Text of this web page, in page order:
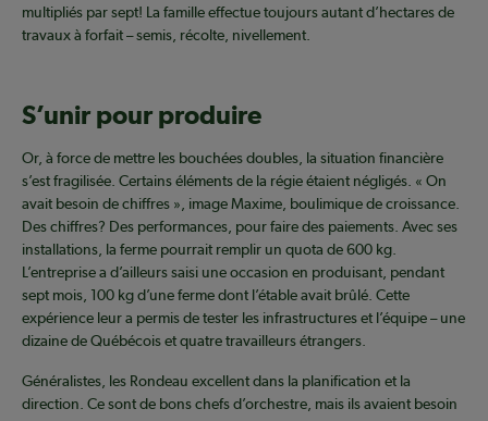
multipliés par sept! La famille effectue toujours autant d’hectares de
travaux à forfait – semis, récolte, nivellement.
S’unir pour produire
Or, à force de mettre les bouchées doubles, la situation financière
s’est fragilisée. Certains éléments de la régie étaient négligés. « On
avait besoin de chiffres », image Maxime, boulimique de croissance.
Des chiffres? Des performances, pour faire des paiements. Avec ses
installations, la ferme pourrait remplir un quota de 600 kg.
L’entreprise a d’ailleurs saisi une occasion en produisant, pendant
sept mois, 100 kg d’une ferme dont l’étable avait brûlé. Cette
expérience leur a permis de tester les infrastructures et l’équipe – une
dizaine de Québécois et quatre travailleurs étrangers.
Généralistes, les Rondeau excellent dans la planification et la
direction. Ce sont de bons chefs d’orchestre, mais ils avaient besoin